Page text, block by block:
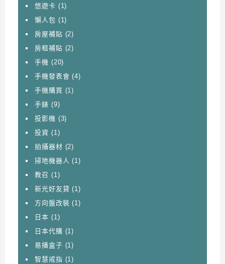
悠遊卡 (1)
懶人包 (1)
房屋補貼 (2)
房租補貼 (2)
手機 (20)
手機發表會 (4)
手機購買 (1)
手錶 (9)
投影機 (3)
投資 (1)
拍攝器材 (2)
掃地機器人 (1)
教召 (1)
新光好友貸 (1)
方向盤改裝 (1)
日本 (1)
日本代購 (1)
易播盒子 (1)
智慧戒指 (1)